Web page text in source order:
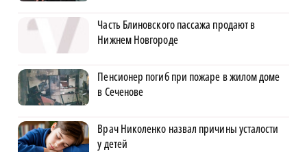
Часть Блиновского пассажа продают в
Нижнем Новгороде
Пенсионер погиб при пожаре в жилом доме
в Сеченове
Врач Николенко назвал причины усталости
у детей